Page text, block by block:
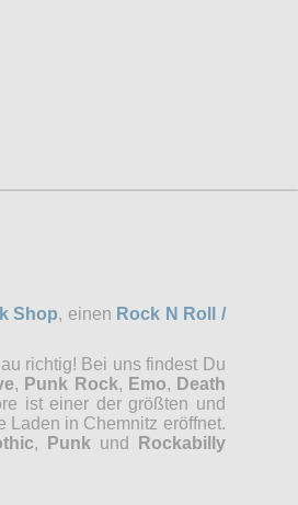
Shop, einen Rock N Roll /
richtig! Bei uns findest Du
, Punk Rock, Emo, Death
ist einer der größten und
Laden in Chemnitz eröffnet.
, Punk und Rockabilly